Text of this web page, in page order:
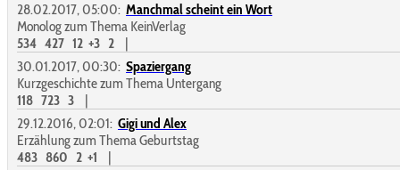
28.02.2017, 05:00: Manchmal scheint ein Wort
Monolog zum Thema KeinVerlag
534 427 12 +3 2
|
30.01.2017, 00:30: Spaziergang
Kurzgeschichte zum Thema Untergang
118 723 3
|
29.12.2016, 02:01: Gigi und Alex
Erzählung zum Thema Geburtstag
483 860 2 +1 |